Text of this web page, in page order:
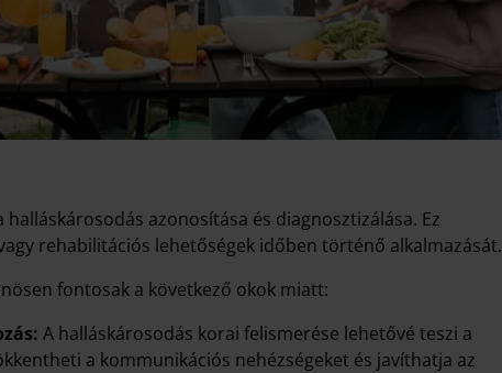
halláskárosodás azonosítása és diagnosztizálása. Ez
rehabilitációs lehetőségek időben történő alkalmazását.
fontosak a következő okok miatt:
A halláskárosodás korai felismerése lehetővé teszi a
a kommunikációs nehézségeket és javíthatja az